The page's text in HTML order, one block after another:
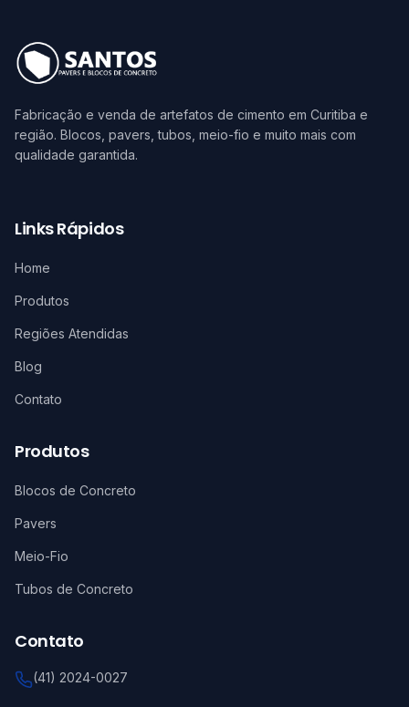
Fabricação e venda de artefatos de cimento em Curitiba e
região. Blocos, pavers, tubos, meio-fio e muito mais com
qualidade garantida.
Links Rápidos
Home
Produtos
Regiões Atendidas
Blog
Contato
Produtos
Blocos de Concreto
Pavers
Meio-Fio
Tubos de Concreto
Contato
(41) 2024-0027